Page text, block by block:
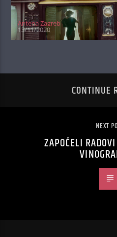
Antena Zagreb
13/11/2020
CONTINUE
NEXT
ZAPOČELI